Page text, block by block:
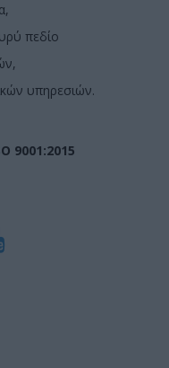
πεδίο
υπηρεσιών.
9001:2015